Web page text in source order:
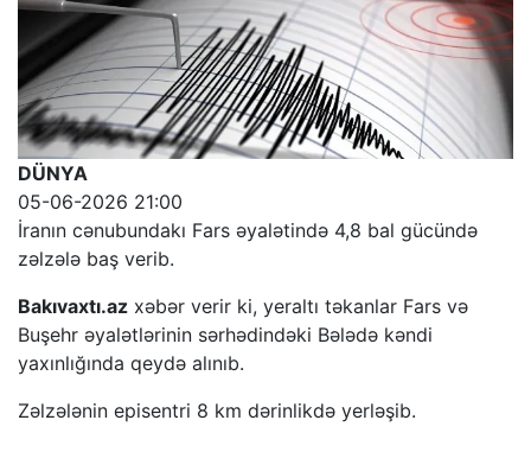
DÜNYA
05-06-2026 21:00
İranın cənubundakı Fars əyalətində 4,8 bal gücündə
zəlzələ baş verib.
Bakıvaxtı.az xəbər verir ki, yeraltı təkanlar Fars və
Buşehr əyalətlərinin sərhədindəki Bələdə kəndi
yaxınlığında qeydə alınıb.
Zəlzələnin episentri 8 km dərinlikdə yerləşib.